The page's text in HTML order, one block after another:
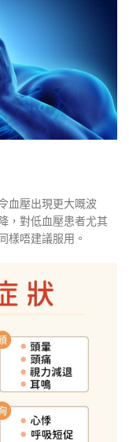
血壓出現更大嘅波
，對低血壓患者尤其
樣唔建議服用。